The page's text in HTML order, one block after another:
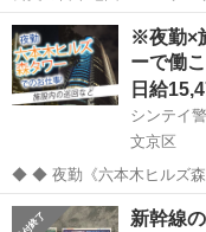
した
東京 文京区 茗荷
※夜勤×
ーで働
日給
文京区
◆ ◆ 夜勤《六本木ヒルズ森タワーでの施設警備》 駅チカ室内勤務で
年中快適！ 夜勤のみ＆週3
ら働けます！ 六本木駅直
東京 文京区 警備員
新幹線